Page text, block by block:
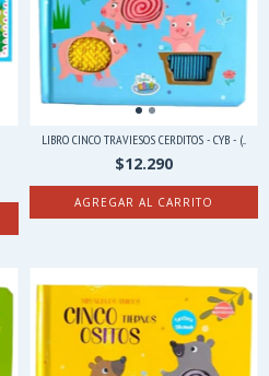
LIBRO CINCO TRAVIESOS CERDITOS - CYB - (...
$12.290